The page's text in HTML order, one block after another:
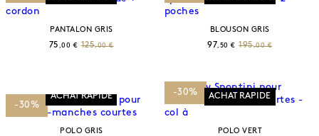
PANTALON GRIS
75 ,00 € 125,00 €
BLOUSON GRIS
97,50 € 195,00 €
-30%
ACHAT RAPIDE
POLO GRIS
-30% ACHAT RAPIDE
POLO VERT